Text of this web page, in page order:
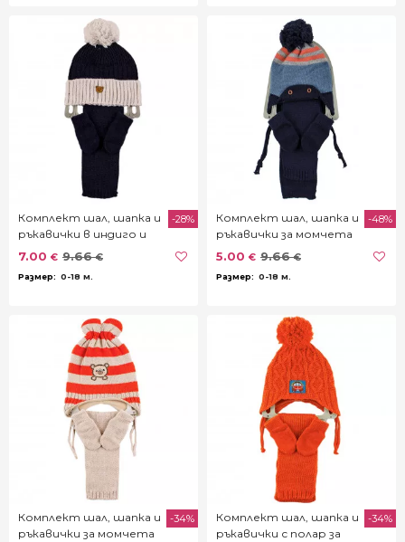
Комплект шал, шапка и
ръкавички в индиго и
копринено сиво
-28%
7.00 € 9.66€
0-18 м.
Комплект шал, шапка и
ръкавички за момчета
в синьо
-48%
5.00 € 9.66€
0-18 м.
Комплект шал, шапка и
ръкавички за момчета
-34%
Комплект шал, шапка и
ръкавички с полар за
-34%